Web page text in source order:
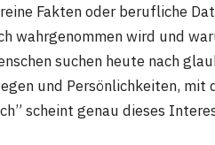
Fakten oder berufliche
wahrgenommen wird und
suchen heute nach
und Persönlichkeiten, mit
scheint genau dieses